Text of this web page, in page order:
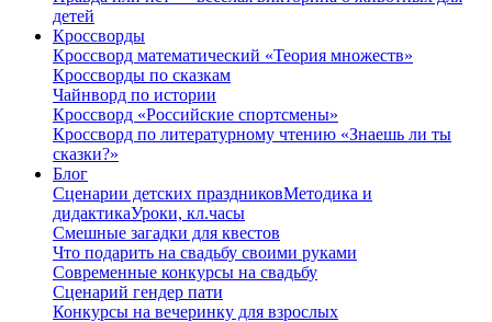
детей
Кроссворды
Кроссворд математический «Теория множеств»
Кроссворды по сказкам
Чайнворд по истории
Кроссворд «Российские спортсмены»
Кроссворд по литературному чтению «Знаешь ли ты
сказки?»
Блог
Сценарии детских праздниковМетодика и
дидактикаУроки, кл.часы
Смешные загадки для квестов
Что подарить на свадьбу своими руками
Современные конкурсы на свадьбу
Сценарий гендер пати
Конкурсы на вечеринку для взрослых